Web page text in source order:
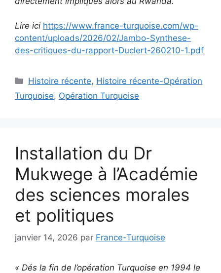
Lire ici https://www.france-turquoise.com/wp-
content/uploads/2026/02/Jambo-Synthese-
des-critiques-du-rapport-Duclert-260210-1.pdf
Catégories
Histoire récente, Histoire récente-Opération
Turquoise, Opération Turquoise
Installation du Dr
Mukwege à l’Académie
des sciences morales
et politiques
janvier 14, 2026 par France-Turquoise
« Dés la fin de l’opération Turquoise en 1994 le